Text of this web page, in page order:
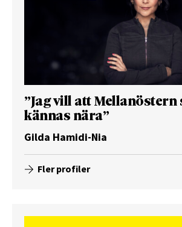
”Jag vill att Mellanöstern
kännas nära”
Gilda Hamidi-Nia
Fler profiler